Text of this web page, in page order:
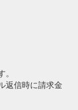
。
返信時に請求金